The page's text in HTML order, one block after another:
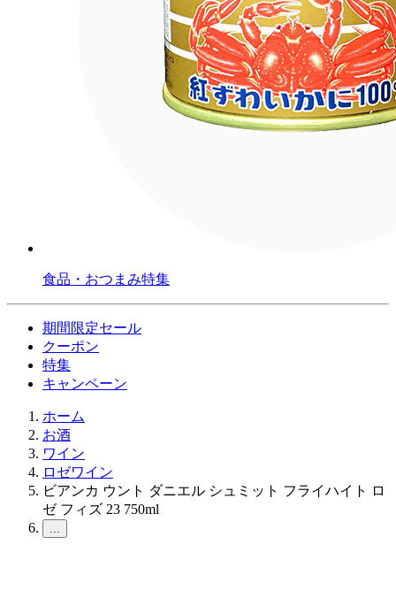
食品・おつまみ特集
期間限定セール
クーポン
特集
キャンペーン
ホーム
お酒
ワイン
ロゼワイン
ビアンカ ウント ダニエル シュミット フライハイト ロ
ゼ フィズ 23 750ml
...